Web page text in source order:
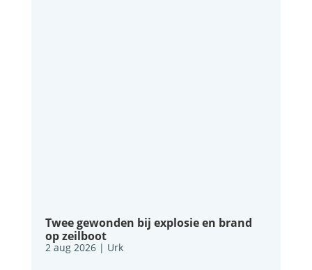
Twee gewonden bij explosie en brand
op zeilboot
2 aug 2026| Urk